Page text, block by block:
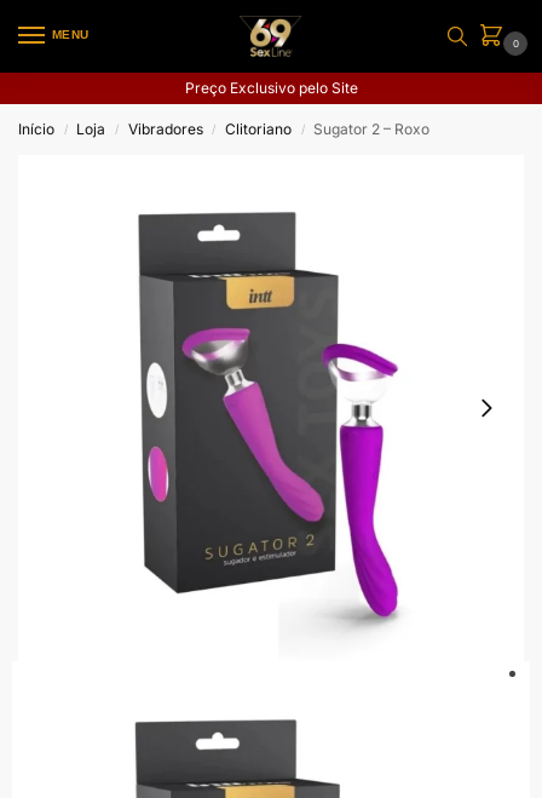
MENU
0
Preço Exclusivo pelo Site
Início / Loja / Vibradores / Clitoriano / Sugator 2 – Roxo